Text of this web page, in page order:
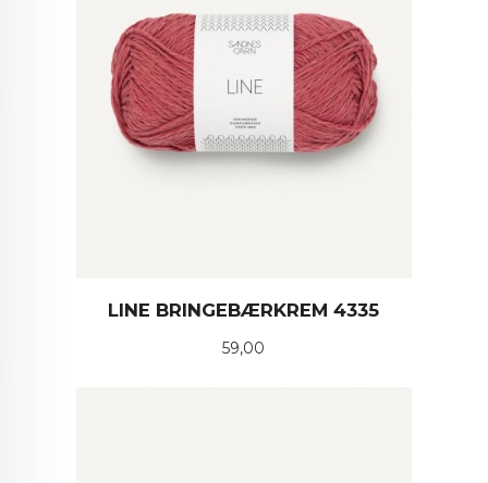
LINE BRINGEBÆRKREM 4335
Pris
59,00